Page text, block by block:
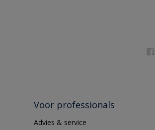
Voor professionals
Advies & service